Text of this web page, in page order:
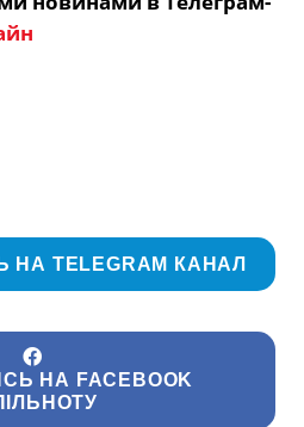
НА TELEGRAM КАНАЛ
НА FACEBOOK